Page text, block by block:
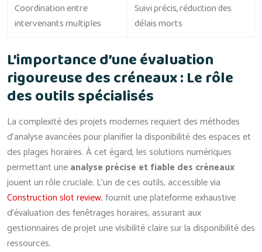
Coordination entre
intervenants multiples
Suivi précis, réduction des
délais morts
L’importance d’une évaluation
rigoureuse des créneaux : Le rôle
des outils spécialisés
La complexité des projets modernes requiert des méthodes
d’analyse avancées pour planifier la disponibilité des espaces et
des plages horaires. À cet égard, les solutions numériques
permettant uneanalyse précise et fiable des créneaux
jouent un rôle cruciale. L’un de ces outils, accessible via
Construction slot review, fournit une plateforme exhaustive
d’évaluation des fenêtrages horaires, assurant aux
gestionnaires de projet une visibilité claire sur la disponibilité des
ressources.